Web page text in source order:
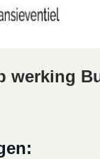
werking